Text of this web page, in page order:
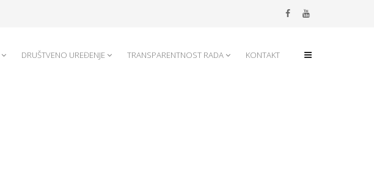
DRUŠTVENO UREĐENJE TRANSPARENTNOST RADA KONTAKT